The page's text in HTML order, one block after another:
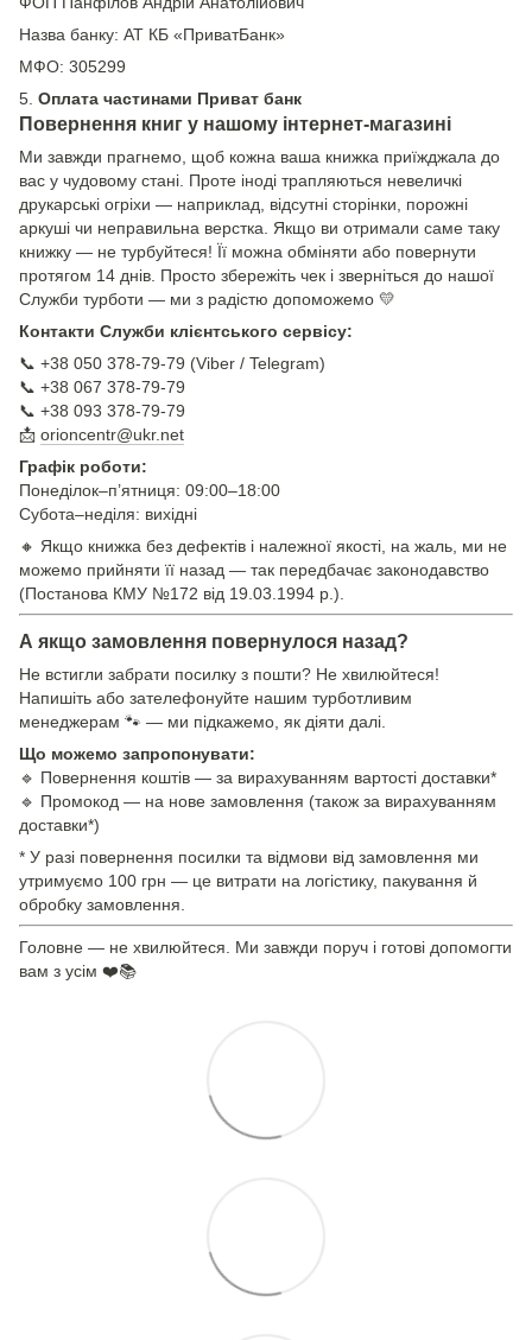
Назва банку: АТ КБ «ПриватБанк»
МФО: 305299
5. Оплата частинами Приват банк
Повернення книг у нашому інтернет-магазині
Ми завжди прагнемо, щоб кожна ваша книжка приїжджала до
вас у чудовому стані. Проте іноді трапляються невеличкі
друкарські огріхи — наприклад, відсутні сторінки, порожні
аркуші чи неправильна верстка. Якщо ви отримали саме таку
книжку — не турбуйтеся! Її можна обміняти або повернути
протягом 14 днів. Просто збережіть чек і зверніться до нашої
Служби турботи — ми з радістю допоможемо 💛
Контакти Служби клієнтського сервісу:
📞 +38 050 378-79-79 (Viber / Telegram)
📞 +38 067 378-79-79
📞 +38 093 378-79-79
📩 orioncentr@ukr.net
Графік роботи:
Понеділок–п’ятниця: 09:00–18:00
Субота–неділя: вихідні
🔸 Якщо книжка без дефектів і належної якості, на жаль, ми не
можемо прийняти її назад — так передбачає законодавство
(Постанова КМУ №172 від 19.03.1994 р.).
А якщо замовлення повернулося назад?
Не встигли забрати посилку з пошти? Не хвилюйтеся!
Напишіть або зателефонуйте нашим турботливим
менеджерам 🐾 — ми підкажемо, як діяти далі.
Що можемо запропонувати:
🔹 Повернення коштів — за вирахуванням вартості доставки*
🔹 Промокод — на нове замовлення (також за вирахуванням
доставки*)
* У разі повернення посилки та відмови від замовлення ми
утримуємо 100 грн — це витрати на логістику, пакування й
обробку замовлення.
Головне — не хвилюйтеся. Ми завжди поруч і готові допомогти
вам з усім ❤️📚